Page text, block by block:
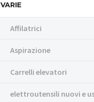
VARIE
Affilatrici
Aspirazione
Carrelli elevatori
elettroutensili nuovi e